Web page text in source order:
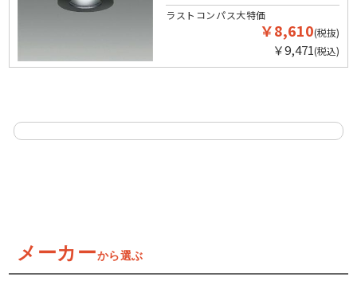
ラストコンパス大特価
￥8,610(税抜)
￥9,471(税込)
メーカーから選ぶ